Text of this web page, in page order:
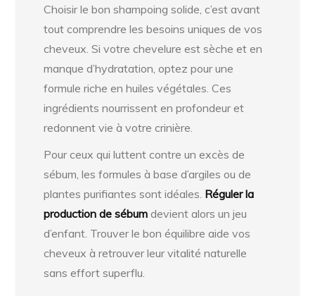
Choisir le bon shampoing solide, c’est avant
tout comprendre les besoins uniques de vos
cheveux. Si votre chevelure est sèche et en
manque d’hydratation, optez pour une
formule riche en huiles végétales. Ces
ingrédients nourrissent en profondeur et
redonnent vie à votre crinière.
Pour ceux qui luttent contre un excès de
sébum, les formules à base d’argiles ou de
plantes purifiantes sont idéales. Réguler la
production de sébum devient alors un jeu
d’enfant. Trouver le bon équilibre aide vos
cheveux à retrouver leur vitalité naturelle
sans effort superflu.